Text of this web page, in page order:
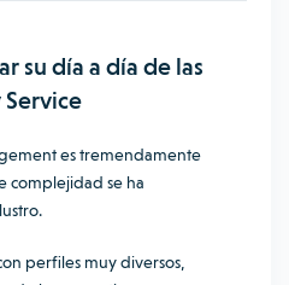
su día a día de las
es tremendamente
complejidad se ha
perfiles muy diversos,